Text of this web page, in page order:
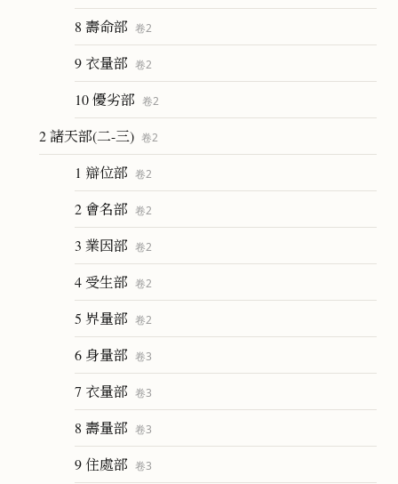
8 壽命部 卷2
9 衣量部 卷2
10 優劣部 卷2
2 諸天部(二-三) 卷2
1 辯位部 卷2
2 會名部 卷2
3 業因部 卷2
4 受生部 卷2
5 界量部 卷2
6 身量部 卷3
7 衣量部 卷3
8 壽量部 卷3
9 住處部 卷3